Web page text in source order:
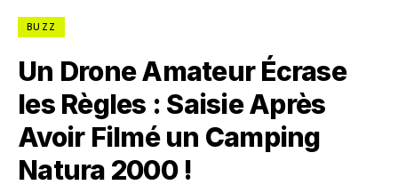
BUZZ
Un Drone Amateur Écrase
les Règles : Saisie Après
Avoir Filmé un Camping
Natura 2000 !